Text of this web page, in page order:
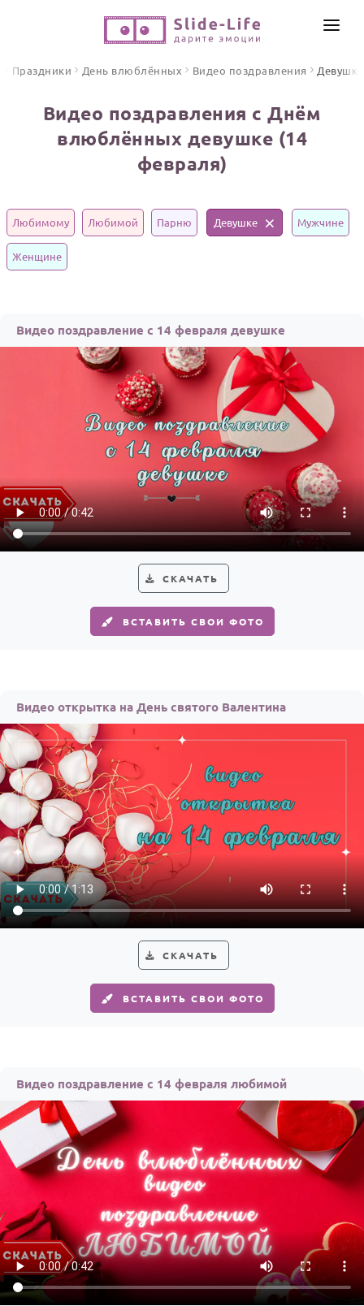
ПО ФОРМАТУ
Видео поздравления
Открытки
Стихи и тексты
Юбилей
Свадьба
HOT
Календарь праздников
Женщине
Мужчине
Маме
Все родственники
По именам
По годам
ИНСТРУМЕНТЫ
ОТЗЫВЫ
Праздники День влюблённых Видео поздравления Девушке
Видео поздравления с Днём
влюблённых девушке (14
февраля)
Любимому Любимой Парню Девушке Мужчине
Женщине
Видео поздравление c 14 февраля девушке
СКАЧАТЬ
ВСТАВИТЬ СВОИ ФОТО
Видео открытка на День святого Валентина
СКАЧАТЬ
ВСТАВИТЬ СВОИ ФОТО
Видео поздравление c 14 февраля любимой